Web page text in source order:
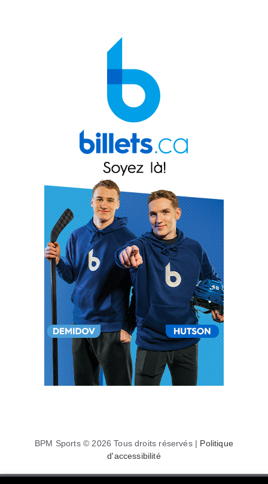
BPM Sports © 2026 Tous droits réservés | Politique
d'accessibilité